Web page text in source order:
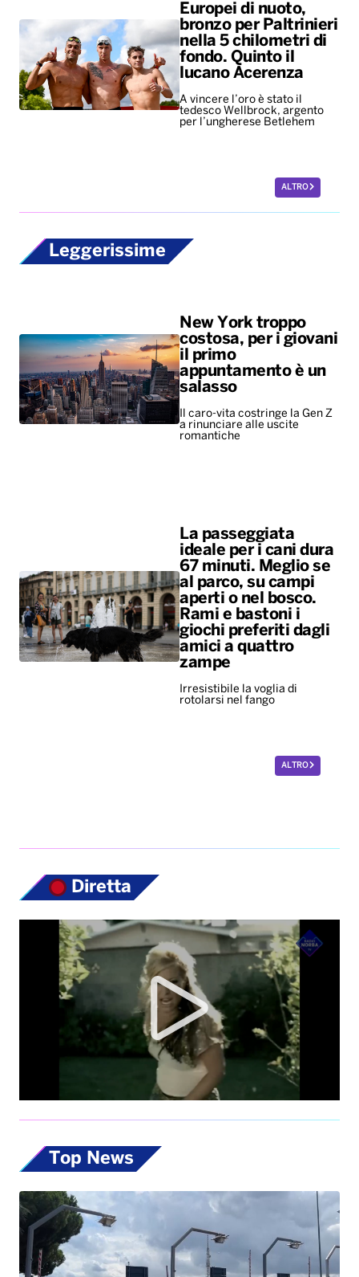
Europei di nuoto,
bronzo per Paltrinieri
nella 5 chilometri di
fondo. Quinto il
lucano Acerenza
A vincere l’oro è stato il
tedesco Wellbrock, argento
per l’ungherese Betlehem
ALTRO
Leggerissime
New York troppo
costosa, per i giovani
il primo
appuntamento è un
salasso
Il caro-vita costringe la Gen Z
a rinunciare alle uscite
romantiche
La passeggiata
ideale per i cani dura
67 minuti. Meglio se
al parco, su campi
aperti o nel bosco.
Rami e bastoni i
giochi preferiti dagli
amici a quattro
zampe
Irresistibile la voglia di
rotolarsi nel fango
ALTRO
Diretta
Top News